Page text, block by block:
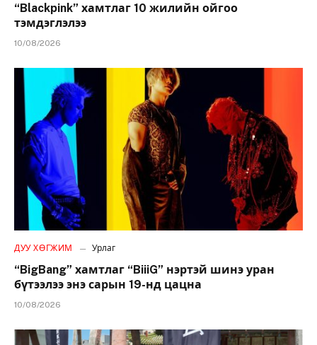
“Blackpink” хамтлаг 10 жилийн ойгоо
тэмдэглэлээ
10/08/2026
ДУУ ХӨГЖИМ Урлаг
“BigBang” хамтлаг “BiiiG” нэртэй шинэ уран
бүтээлээ энэ сарын 19-нд цацна
10/08/2026